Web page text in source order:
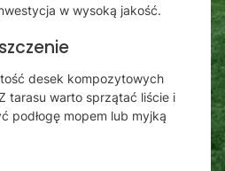
w wysoką jakość.
desek kompozytowych
tarasu warto sprzątać liście i
podłogę mopem lub myjką